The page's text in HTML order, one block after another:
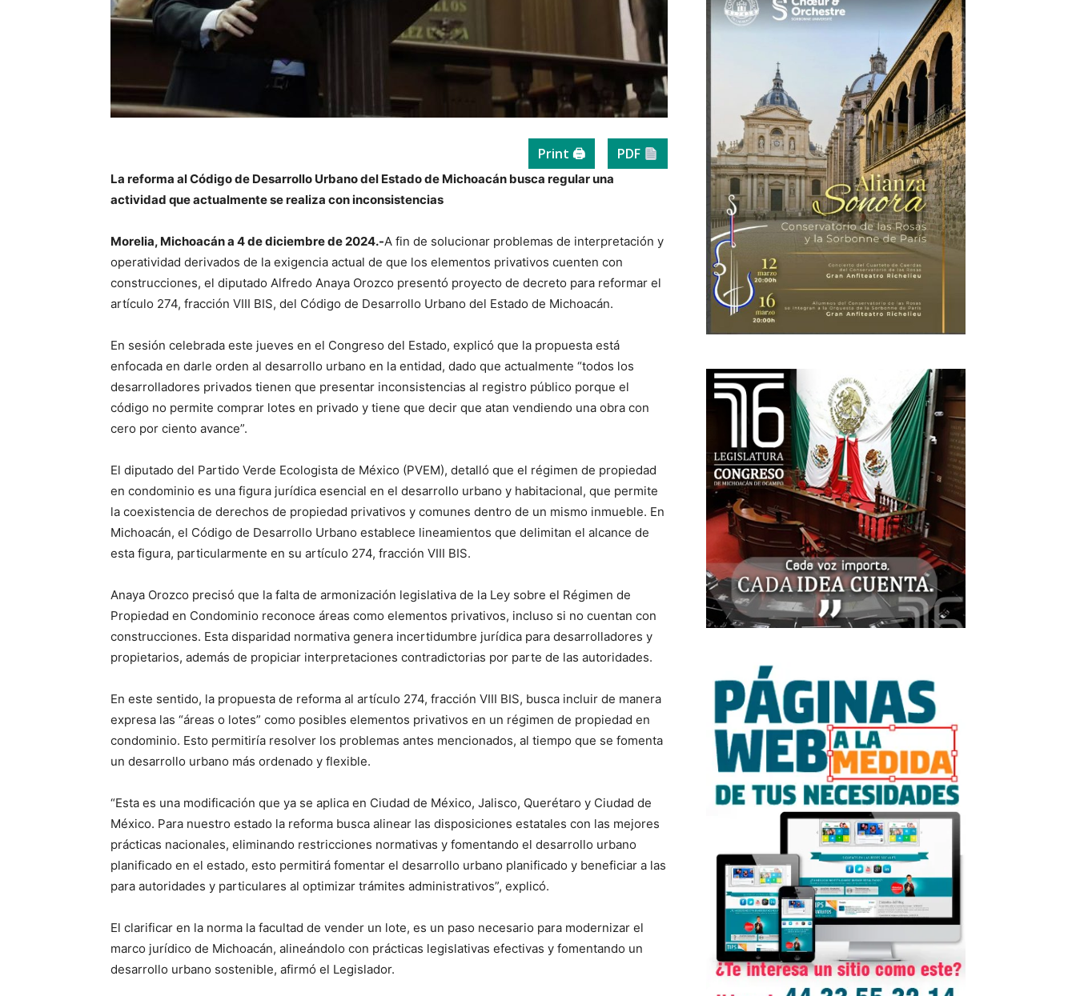
Print 🖨 PDF
La reforma al Código de Desarrollo Urbano del Estado de Michoacán busca regular una
actividad que actualmente se realiza con inconsistencias
Morelia, Michoacán a 4 de diciembre de 2024.-A fin de solucionar problemas de interpretación y
operatividad derivados de la exigencia actual de que los elementos privativos cuenten con
construcciones, el diputado Alfredo Anaya Orozco presentó proyecto de decreto para reformar el
artículo 274, fracción VIII BIS, del Código de Desarrollo Urbano del Estado de Michoacán.
En sesión celebrada este jueves en el Congreso del Estado, explicó que la propuesta está
enfocada en darle orden al desarrollo urbano en la entidad, dado que actualmente “todos los
desarrolladores privados tienen que presentar inconsistencias al registro público porque el
código no permite comprar lotes en privado y tiene que decir que atan vendiendo una obra con
cero por ciento avance”.
El diputado del Partido Verde Ecologista de México (PVEM), detalló que el régimen de propiedad
en condominio es una figura jurídica esencial en el desarrollo urbano y habitacional, que permite
la coexistencia de derechos de propiedad privativos y comunes dentro de un mismo inmueble. En
Michoacán, el Código de Desarrollo Urbano establece lineamientos que delimitan el alcance de
esta figura, particularmente en su artículo 274, fracción VIII BIS.
Anaya Orozco precisó que la falta de armonización legislativa de la Ley sobre el Régimen de
Propiedad en Condominio reconoce áreas como elementos privativos, incluso si no cuentan con
construcciones. Esta disparidad normativa genera incertidumbre jurídica para desarrolladores y
propietarios, además de propiciar interpretaciones contradictorias por parte de las autoridades.
En este sentido, la propuesta de reforma al artículo 274, fracción VIII BIS, busca incluir de manera
expresa las “áreas o lotes” como posibles elementos privativos en un régimen de propiedad en
condominio. Esto permitiría resolver los problemas antes mencionados, al tiempo que se fomenta
un desarrollo urbano más ordenado y flexible.
“Esta es una modificación que ya se aplica en Ciudad de México, Jalisco, Querétaro y Ciudad de
México. Para nuestro estado la reforma busca alinear las disposiciones estatales con las mejores
prácticas nacionales, eliminando restricciones normativas y fomentando el desarrollo urbano
planificado en el estado, esto permitirá fomentar el desarrollo urbano planificado y beneficiar a las
para autoridades y particulares al optimizar trámites administrativos”, explicó.
El clarificar en la norma la facultad de vender un lote, es un paso necesario para modernizar el
marco jurídico de Michoacán, alineándolo con prácticas legislativas efectivas y fomentando un
desarrollo urbano sostenible, afirmó el Legislador.